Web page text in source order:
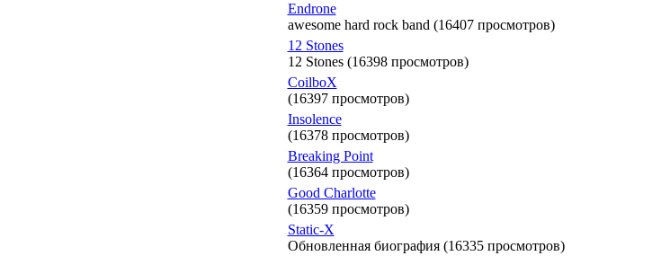
Endrone
awesome hard rock band (16407 просмотров)
12 Stones
12 Stones (16398 просмотров)
CoilboX
(16397 просмотров)
Insolence
(16378 просмотров)
Breaking Point
(16364 просмотров)
Good Charlotte
(16359 просмотров)
Static-X
Обновленная биография (16335 просмотров)